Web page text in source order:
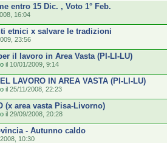
entro 15 Dic. , Voto 1° Feb.
16:04
etnici x salvare le tradizioni
23:56
il lavoro in Area Vasta (PI-LI-LU)
il 10/01/2009, 9:14
LAVORO IN AREA VASTA (PI-LI-LU)
il 25/11/2008, 22:23
(x area vasta Pisa-Livorno)
il 29/09/2008, 20:28
- Autunno caldo
10:30